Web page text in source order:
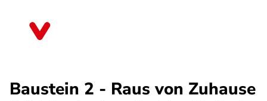
Baustein 2 - Raus von Zuhause